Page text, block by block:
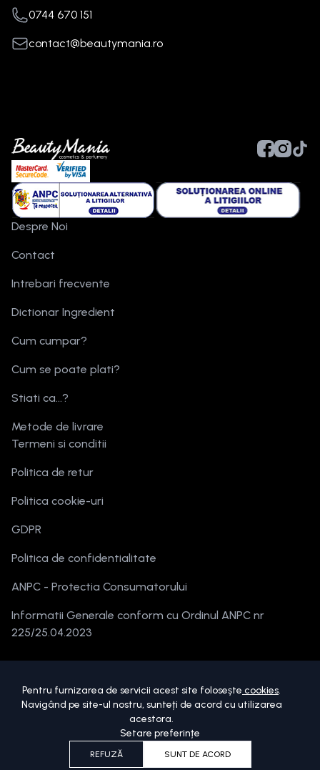
0744 670 151
contact@beautymania.ro
Despre Noi
Contact
Intrebari frecvente
Dictionar Ingredient
Cum cumpar?
Cum se poate plati?
Stiati ca...?
Metode de livrare
Termeni si conditii
Politica de retur
Politica cookie-uri
GDPR
Politica de confidentialitate
ANPC - Protectia Consumatorului
Informatii Generale conform cu Ordinul ANPC nr
225/25.04.2023
beautymania.ro.
Toate drepturile sunt rezervate.
Pentru furnizarea de servicii acest site folosește cookies.
Navigând pe site-ul nostru, sunteți de acord cu utilizarea
acestora.
Setare preferințe
REFUZĂ SUNT DE ACORD